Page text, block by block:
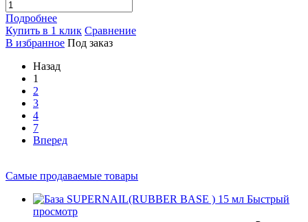
Подробнее
Купить в 1 клик Сравнение
В избранное Под заказ
Назад
1
2
3
4
7
Вперед
Самые продаваемые товары
Быстрый
просмотр